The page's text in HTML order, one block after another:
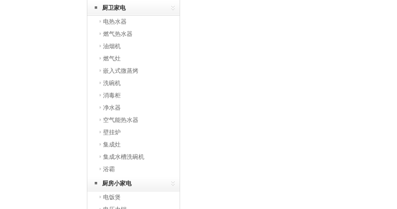
厨卫家电
电热水器
燃气热水器
油烟机
燃气灶
嵌入式微蒸烤
洗碗机
消毒柜
净水器
空气能热水器
壁挂炉
集成灶
集成水槽洗碗机
浴霸
厨房小家电
电饭煲